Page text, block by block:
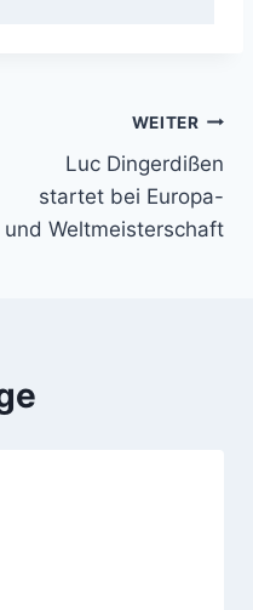
WEITER
Luc Dingerdißen
startet bei Europa-
und Weltmeisterschaft